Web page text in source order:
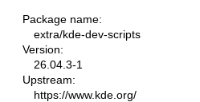
Package name:
extra/kde-dev-scripts
Version:
26.04.3-1
Upstream:
https://www.kde.org/